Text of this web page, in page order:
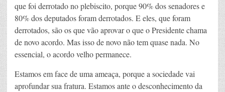
que foi derrotado no plebiscito, porque 90% dos senadores e
80% dos deputados foram derrotados. E eles, que foram
derrotados, são os que vão aprovar o que o Presidente chama
de novo acordo. Mas isso de novo não tem quase nada. No
essencial, o acordo velho permanece.
Estamos em face de uma ameaça, porque a sociedade vai
aprofundar sua fratura. Estamos ante o desconhecimento da